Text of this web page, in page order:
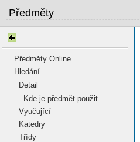
Předměty Online
Hledání...
Detail
Kde je předmět použit
Vyučující
Katedry
Třídy